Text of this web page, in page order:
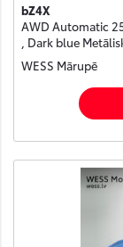
bZ4X
AWD Automatic
, Dark blue
WESS Mārupē